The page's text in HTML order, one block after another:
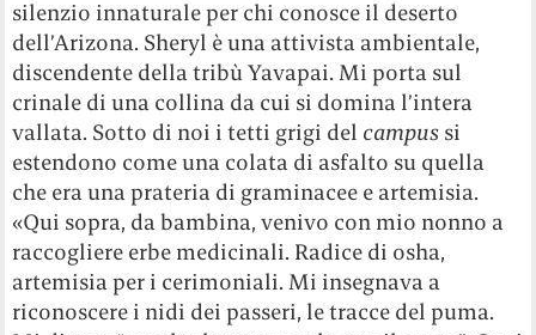
silenzio innaturale per chi conosce il deserto
dell’Arizona. Sheryl è una attivista ambientale,
discendente della tribù Yavapai. Mi porta sul
crinale di una collina da cui si domina l’intera
vallata. Sotto di noi i tetti grigi del campus si
estendono come una colata di asfalto su quella
che era una prateria di graminacee e artemisia.
«Qui sopra, da bambina, venivo con mio nonno a
raccogliere erbe medicinali. Radice di osha,
artemisia per i cerimoniali. Mi insegnava a
riconoscere i nidi dei passeri, le tracce del puma.